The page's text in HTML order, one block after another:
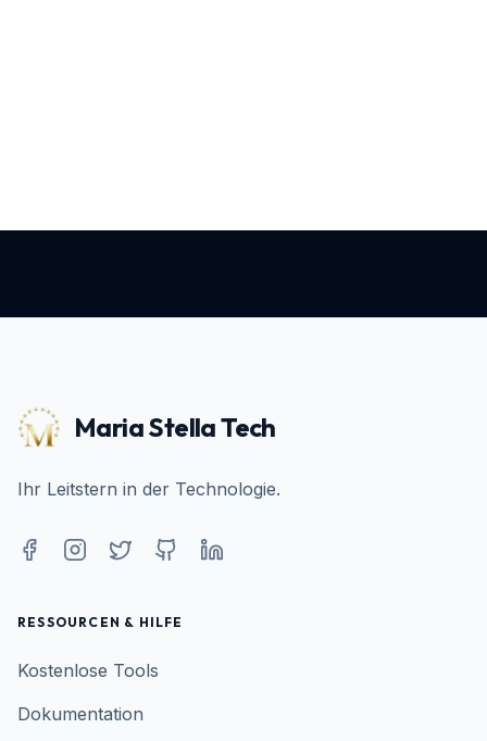
Maria Stella Tech
Ihr Leitstern in der Technologie.
RESSOURCEN & HILFE
Kostenlose Tools
Dokumentation